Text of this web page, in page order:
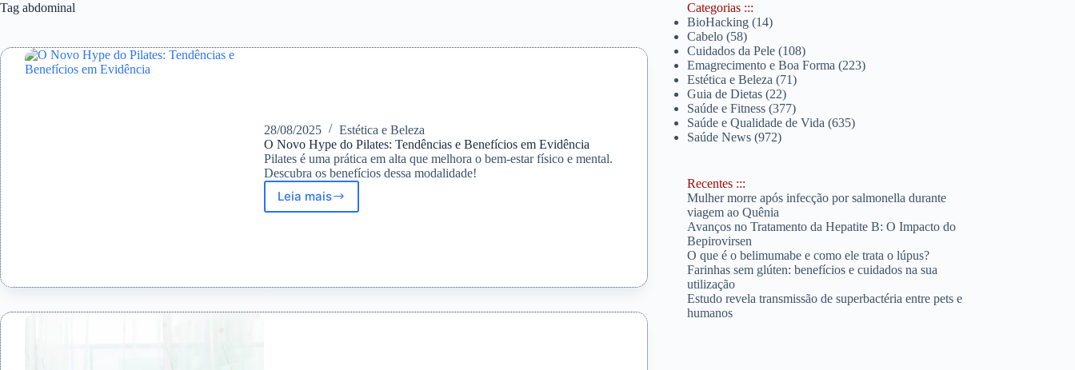
Tag abdominal
28/08/2025
Estética e Beleza
O Novo Hype do Pilates: Tendências e Benefícios em Evidência
Pilates é uma prática em alta que melhora o bem-estar físico e mental.
Descubra os benefícios dessa modalidade!
Leia mais
O
Benefícios
Categorias :::
BioHacking(14)
Cabelo(58)
Cuidados da Pele(108)
Emagrecimento e Boa Forma (223)
Estética e Beleza (71)
Guia de Dietas(22)
Saúde e Fitness(377)
Saúde e Qualidade de Vida (635)
Saúde News(972)
Recentes :::
Mulher morre após infecção por salmonella durante
viagem ao Quênia
Avanços no Tratamento da Hepatite B: O Impacto do
Bepirovirsen
O que é o belimumabe e como ele trata o lúpus?
Farinhas sem glúten: benefícios e cuidados na sua
utilização
Estudo revela transmissão de superbactéria entre pets e
humanos